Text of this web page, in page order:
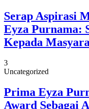
Serap Aspirasi
Eyza Purnama:
Kepada
3
Uncategorized
Prima Eyza
Award Sebagai